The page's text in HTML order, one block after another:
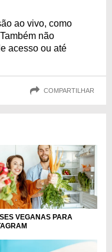
ao vivo, como
não
acesso ou até
COMPARTILHAR
VEGANAS PARA